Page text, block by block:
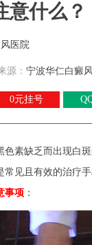
意什么？
： 宁波华仁白癜
0元挂号
素缺乏而出现白斑
见且有效的治疗手
事项 ：